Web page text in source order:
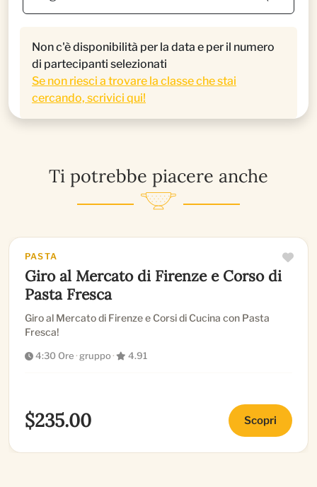
Non c'è disponibilità per la data e per il numero
di partecipanti selezionati
Se non riesci a trovare la classe che stai
cercando, scrivici qui!
Ti potrebbe piacere anche
PASTA
Giro al Mercato di Firenze e Corso di
Pasta Fresca
Giro al Mercato di Firenze e Corsi di Cucina con Pasta
Fresca!
4:30 Ore· gruppo· 4.91
$235.00 Scopri